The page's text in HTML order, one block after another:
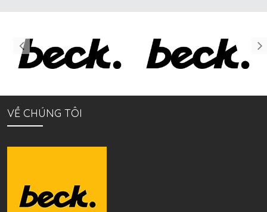
VỀ CHÚNG TÔI